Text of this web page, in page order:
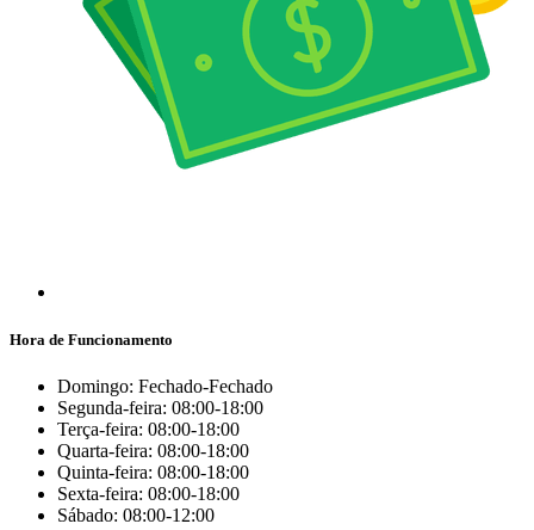
Hora de Funcionamento
Domingo: Fechado-Fechado
Segunda-feira: 08:00-18:00
Terça-feira: 08:00-18:00
Quarta-feira: 08:00-18:00
Quinta-feira: 08:00-18:00
Sexta-feira: 08:00-18:00
Sábado: 08:00-12:00